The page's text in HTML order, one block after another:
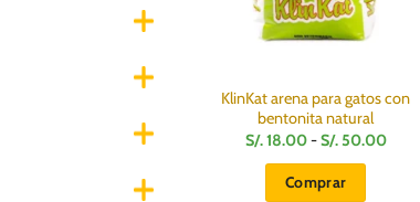
KlinKat arena para gatos con
bentonita natural
S/.18.00-S/. 50.00Rango
Comprar